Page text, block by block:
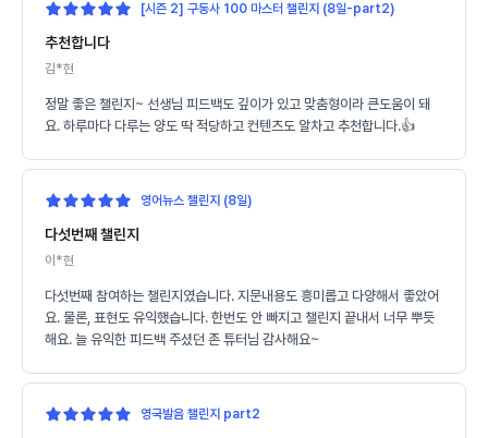
[시즌 2] 구동사 100 마스터 챌린지 (8일-part2)
추천합니다
김*현
정말 좋은 챌린지~ 선생님 피드백도 깊이가 있고 맞춤형이라 큰도움이 돼
요. 하루마다 다루는 양도 딱 적당하고 컨텐츠도 알차고 추천합니다.👍
영어뉴스 챌린지 (8일)
다섯번째 챌린지
이*현
다섯번째 참여하는 챌린지였습니다. 지문내용도 흥미롭고 다양해서 좋았어
요. 물론, 표현도 유익했습니다. 한번도 안 빠지고 챌린지 끝내서 너무 뿌듯
해요. 늘 유익한 피드백 주셨던 존 튜터님 감사해요~
영국발음 챌린지 part2